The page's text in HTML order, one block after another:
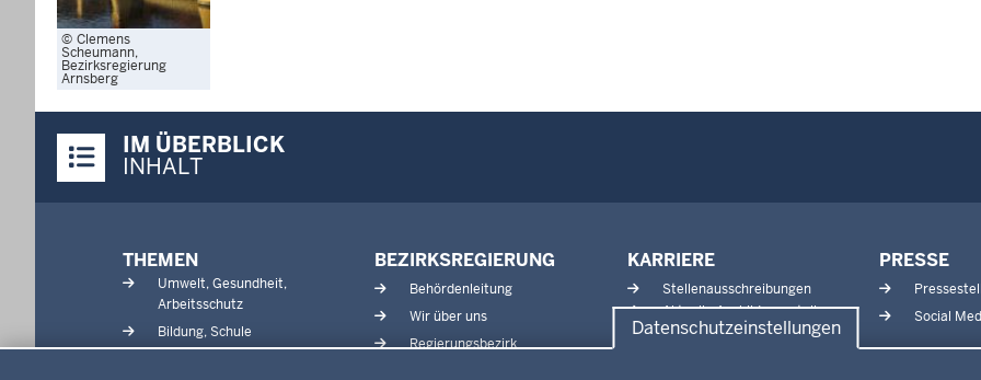
Datenschutzeinstellungen
Clemens
Scheumann,
Bezirksregierung
Arnsberg
Inhalte
IM ÜBERBLICK
INHALT
THEMEN
Umwelt, Gesundheit,
Arbeitsschutz
Bildung, Schule
Kommunalaufsicht, Planung,
BEZIRKSREGIERUNG
Behördenleitung
Wir über uns
Regierungsbezirk
KARRIERE
Stellenausschreibungen
Aktuelle Ausbildungsstellen
und Praktika
PRESSE
Social